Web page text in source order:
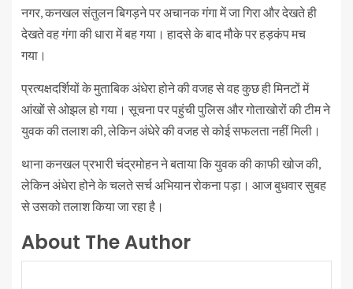
नगर, कनखल संतुलन बिगड़ने पर अचानक गंगा में जा गिरा और देखते ही
देखते वह गंगा की धारा में बह गया। हादसे के बाद मौके पर हड़कंप मच
गया।
प्रत्यक्षदर्शियों के मुताबिक अंधेरा होने की वजह से वह कुछ ही मिनटों में
आंखों से ओझल हो गया। सूचना पर पहुंची पुलिस और गोताखोरों की टीम ने
युवक की तलाश की, लेकिन अंधेरे की वजह से कोई सफलता नहीं मिली।
थाना कनखल प्रभारी चंद्रमोहन ने बताया कि युवक की काफी खोज की,
लेकिन अंधेरा होने के चलते सर्च अभियान रोकना पड़ा। आज बुधवार सुबह
से उसको तलाश किया जा रहा है।
About The Author